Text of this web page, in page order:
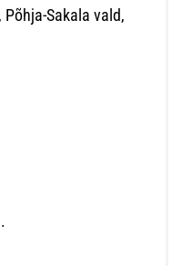
Sakala vald,